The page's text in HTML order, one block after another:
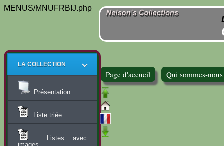
MENUS/MNUFRBIJ.php
LA COLLECTION
Présentation
Liste triée
Listes avec
Page d'accueil Qui sommes-